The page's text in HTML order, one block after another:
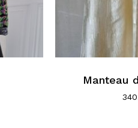
Manteau